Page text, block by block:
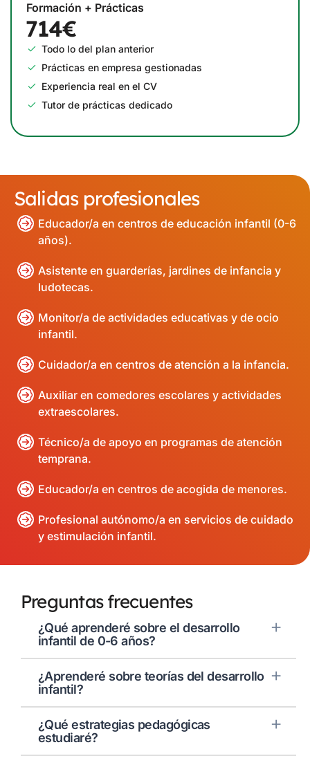
Formación + Prácticas
714€
Todo lo del plan anterior
Prácticas en empresa gestionadas
Experiencia real en el CV
Tutor de prácticas dedicado
Salidas profesionales
Educador/a en centros de educación infantil (0-6
años).
Asistente en guarderías, jardines de infancia y
ludotecas.
Monitor/a de actividades educativas y de ocio
infantil.
Cuidador/a en centros de atención a la infancia.
Auxiliar en comedores escolares y actividades
extraescolares.
Técnico/a de apoyo en programas de atención
temprana.
Educador/a en centros de acogida de menores.
Profesional autónomo/a en servicios de cuidado
y estimulación infantil.
Preguntas frecuentes
¿Qué aprenderé sobre el desarrollo
infantil de 0-6 años?
¿Aprenderé sobre teorías del desarrollo
infantil?
¿Qué estrategias pedagógicas
estudiaré?